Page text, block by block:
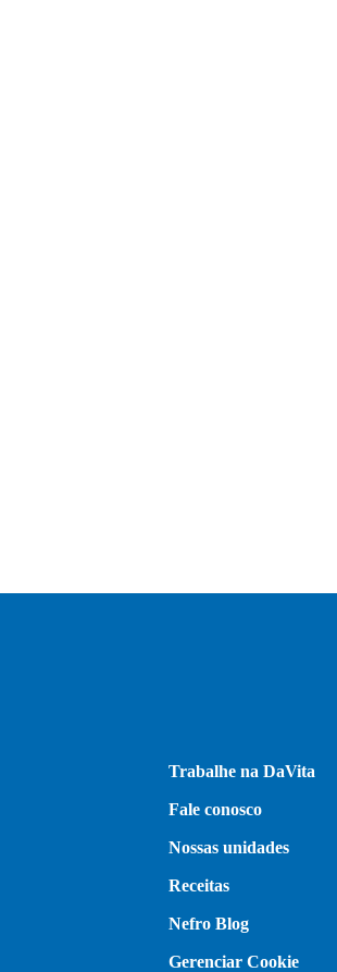
Trabalhe na DaVita
Fale conosco
Nossas unidades
Receitas
Nefro Blog
Gerenciar Cookie